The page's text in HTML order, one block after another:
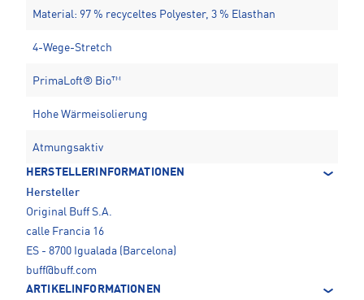
Material: 97 % recyceltes Polyester, 3 % Elasthan
4-Wege-Stretch
PrimaLoft® Bio™
Hohe Wärmeisolierung
Atmungsaktiv
HERSTELLERINFORMATIONEN
Hersteller
Original Buff S.A.
calle Francia 16
ES - 8700 Igualada (Barcelona)
buff@buff.com
ARTIKELINFORMATIONEN